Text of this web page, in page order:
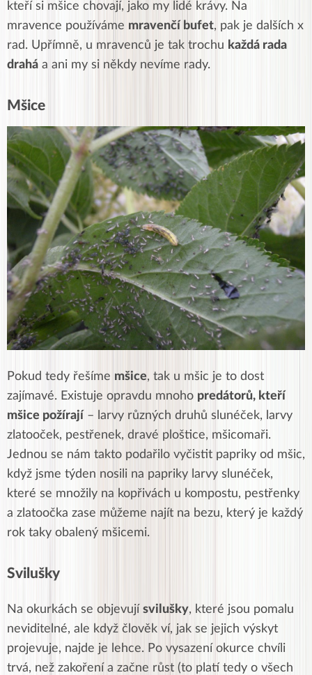
kteří si mšice chovají, jako my lidé krávy. Na
mravence používáme mravenčí bufet, pak je dalších x
rad. Upřímně, u mravenců je tak trochu každá rada
drahá a ani my si někdy nevíme rady.
Mšice
Pokud tedy řešíme mšice, tak u mšic je to dost
zajímavé. Existuje opravdu mnoho predátorů, kteří
mšice požírají – larvy různých druhů slunéček, larvy
zlatooček, pestřenek, dravé ploštice, mšicomaři.
Jednou se nám takto podařilo vyčistit papriky od mšic,
když jsme týden nosili na papriky larvy slunéček,
které se množily na kopřivách u kompostu, pestřenky
a zlatoočka zase můžeme najít na bezu, který je každý
rok taky obalený mšicemi.
Svilušky
Na okurkách se objevují svilušky, které jsou pomalu
neviditelné, ale když člověk ví, jak se jejich výskyt
projevuje, najde je lehce. Po vysazení okurce chvíli
trvá, než zakoření a začne růst (to platí tedy o všech